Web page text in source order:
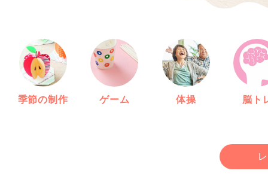
季節の制作 ゲーム 体操 脳ト